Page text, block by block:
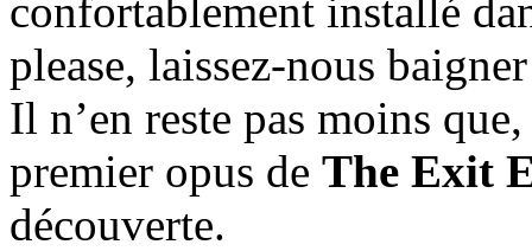
confortablement installé
please, laissez-nous
Il n’en reste pas moins
premier opus de The Exit
découverte.